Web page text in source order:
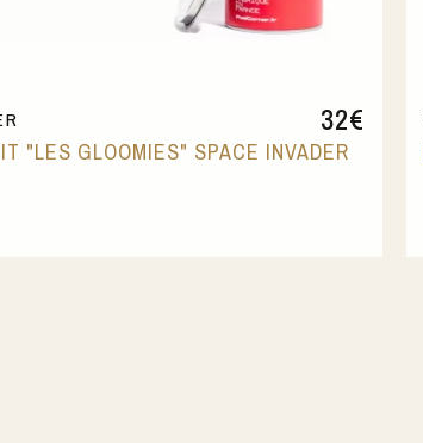
32€
"LES GLOOMIES" SPACE INVADER